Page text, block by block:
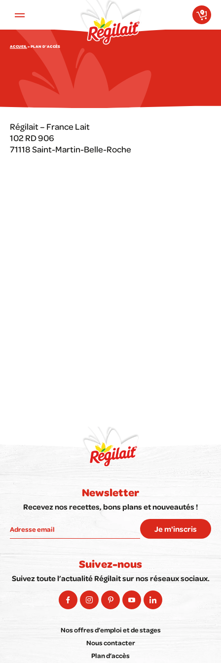
ACCUEIL»PLAN D’ACCÈS
Régilait – France Lait
102 RD 906
71118 Saint-Martin-Belle-Roche
Newsletter
Recevez nos recettes, bons plans et nouveautés !
Je m'inscris
Suivez-nous
Suivez toute l’actualité Régilait sur nos réseaux sociaux.
Nos offres d’emploi et de stages
Nous contacter
Plan d’accès